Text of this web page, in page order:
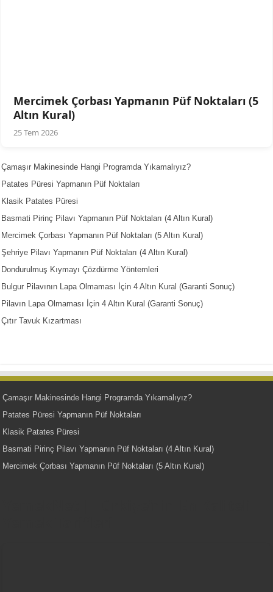
Mercimek Çorbası Yapmanın Püf Noktaları (5
Altın Kural)
25 Tem 2026
Çamaşır Makinesinde Hangi Programda Yıkamalıyız?
Patates Püresi Yapmanın Püf Noktaları
Klasik Patates Püresi
Basmati Pirinç Pilavı Yapmanın Püf Noktaları (4 Altın Kural)
Mercimek Çorbası Yapmanın Püf Noktaları (5 Altın Kural)
Şehriye Pilavı Yapmanın Püf Noktaları (4 Altın Kural)
Dondurulmuş Kıymayı Çözdürme Yöntemleri
Bulgur Pilavının Lapa Olmaması İçin 4 Altın Kural (Garanti Sonuç)
Pilavın Lapa Olmaması İçin 4 Altın Kural (Garanti Sonuç)
Çıtır Tavuk Kızartması
Çamaşır Makinesinde Hangi Programda Yıkamalıyız?
Patates Püresi Yapmanın Püf Noktaları
Klasik Patates Püresi
Basmati Pirinç Pilavı Yapmanın Püf Noktaları (4 Altın Kural)
Mercimek Çorbası Yapmanın Püf Noktaları (5 Altın Kural)